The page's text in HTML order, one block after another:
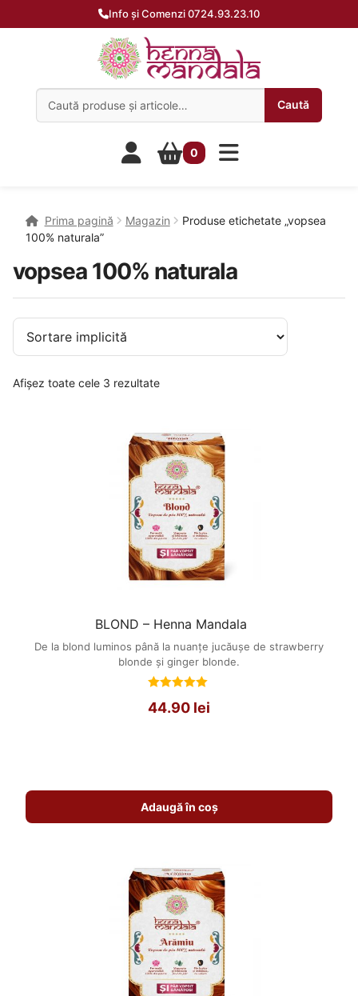
Info și Comenzi 0724.93.23.10
Caută
0
Prima pagină Magazin
Produse etichetate „vopsea
100% naturala”
vopsea 100% naturala
Afișez toate cele 3 rezultate
BLOND – Henna Mandala
De la blond luminos până la nuanțe jucăușe de strawberry
blonde și ginger blonde.
la
44.90 lei
Adaugă în coș